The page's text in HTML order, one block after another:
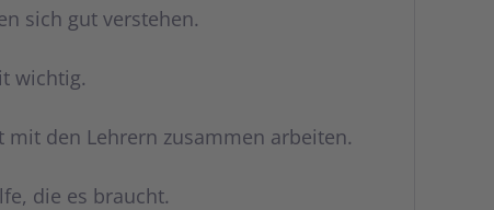
sich gut verstehen.
wichtig.
den Lehrern zusammen arbeiten.
die es braucht.